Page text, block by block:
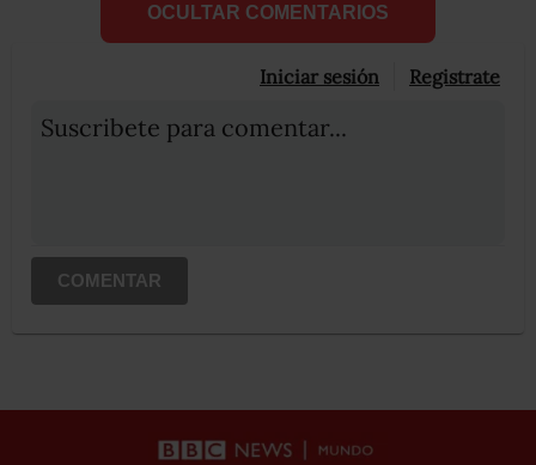
OCULTAR COMENTARIOS
Iniciar sesión Registrate
Suscribete para comentar...
COMENTAR